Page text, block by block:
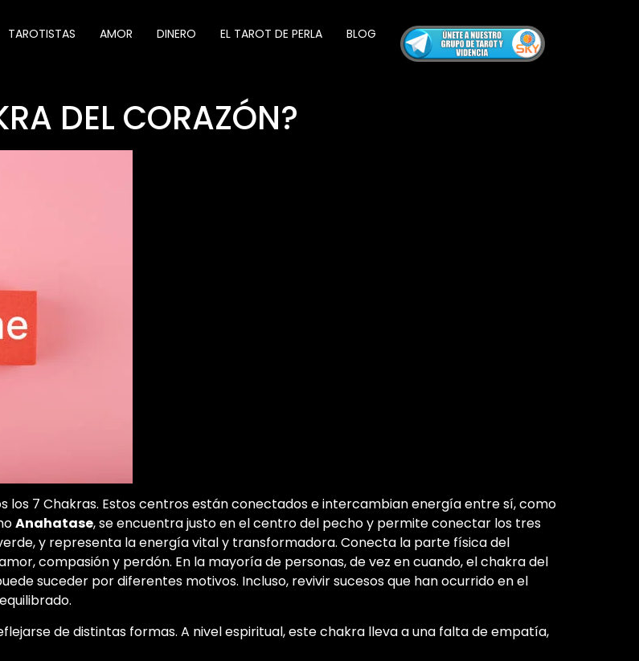
TAROTISTAS AMOR DINERO EL TAROT DE PERLA BLOG
DEL CORAZÓN?
7 Chakras. Estos centros están conectados e intercambian energía entre sí, como
Anahatase, se encuentra justo en el centro del pecho y permite conectar los tres
y representa la energía vital y transformadora. Conecta la parte física del
compasión y perdón. En la mayoría de personas, de vez en cuando, el chakra del
suceder por diferentes motivos. Incluso, revivir sucesos que han ocurrido en el
de distintas formas. A nivel espiritual, este chakra lleva a una falta de empatía,